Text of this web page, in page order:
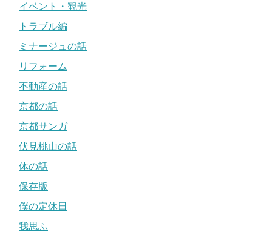
イベント・観光
トラブル編
ミナージュの話
リフォーム
不動産の話
京都の話
京都サンガ
伏見桃山の話
体の話
保存版
僕の定休日
我思ふ